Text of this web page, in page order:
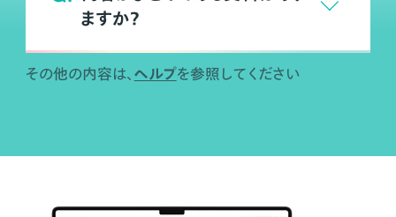
ますか？
その他の内容は、 ヘルプを参照してください